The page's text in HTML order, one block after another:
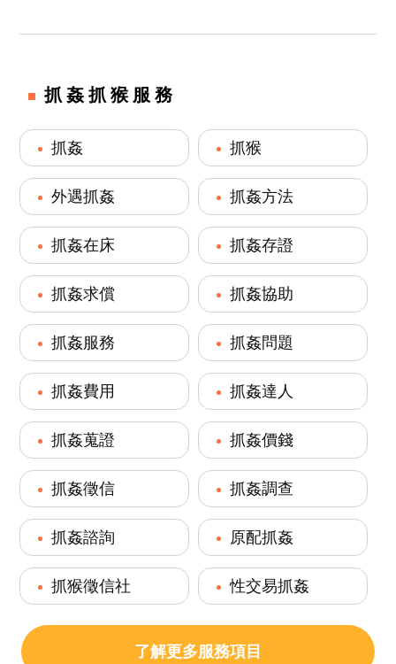
抓姦抓猴服務
抓姦 抓猴
外遇抓姦 抓姦方法
抓姦在床 抓姦存證
抓姦求償 抓姦協助
抓姦服務 抓姦問題
抓姦費用 抓姦達人
抓姦蒐證 抓姦價錢
抓姦徵信 抓姦調查
抓姦諮詢 原配抓姦
抓猴徵信社 性交易抓姦
了解更多服務項目